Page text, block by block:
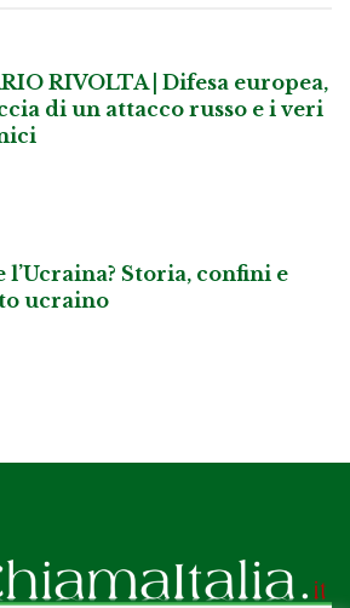
RIVOLTA | Difesa europea,
di un attacco russo e i veri
l’Ucraina? Storia, confini e
ucraino